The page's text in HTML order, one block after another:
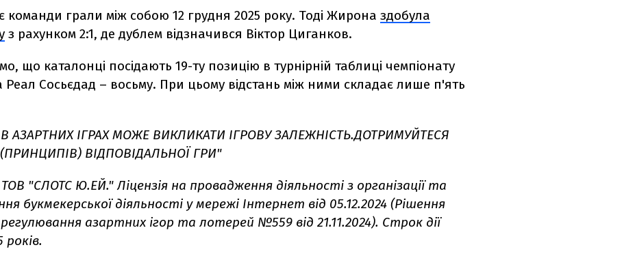
команди грали між собою 12 грудня 2025 року. Тоді Жирона здобула
з рахунком 2:1, де дублем відзначився Віктор Циганков.
що каталонці посідають 19-ту позицію в турнірній таблиці чемпіонату
а Реал Сосьєдад – восьму. При цьому відстань між ними складає лише п'ять
АЗАРТНИХ ІГРАХ МОЖЕ ВИКЛИКАТИ ІГРОВУ ЗАЛЕЖНІСТЬ.ДОТРИМУЙТЕСЯ
ВІДПОВІДАЛЬНОЇ ГРИ"
ТОВ "СЛОТС Ю.ЕЙ." Ліцензія на провадження діяльності з організації та
букмекерської діяльності у мережі Інтернет від 05.12.2024 (Рішення
регулювання азартних ігор та лотерей №559 від 21.11.2024). Строк дії
років.